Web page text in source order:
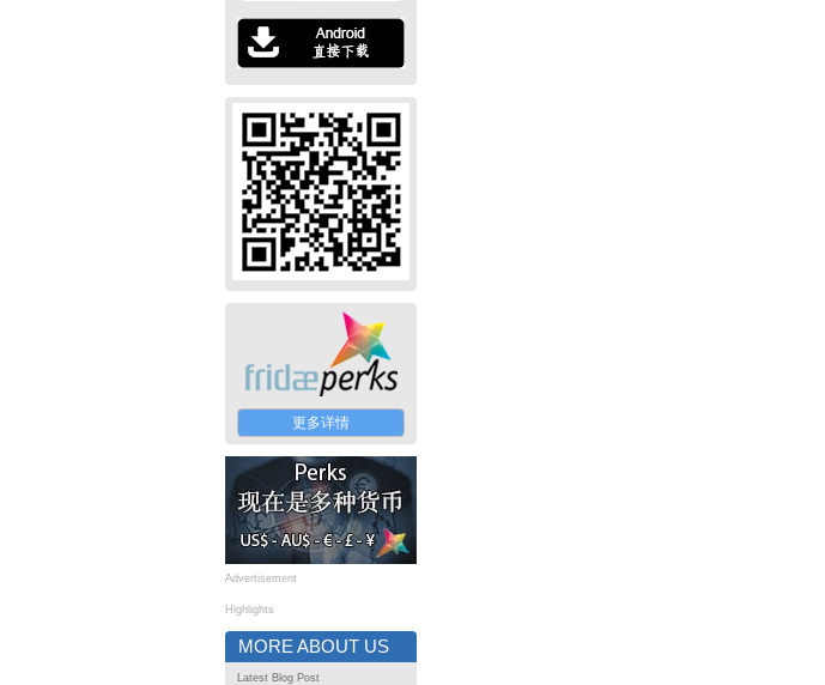
更多详情
Advertisement
Highlights
MORE ABOUT US
Latest Blog Post